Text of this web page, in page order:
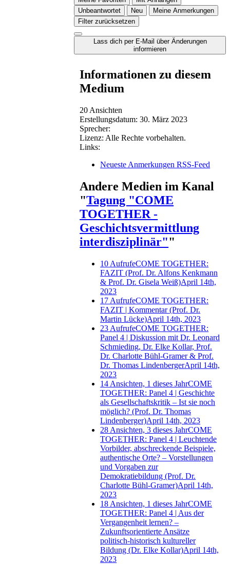
Unbeantwortet
Neu
Meine Anmerkungen
Filter zurücksetzen
Lass dich per E-Mail über Änderungen
informieren
Informationen zu diesem
Medium
20 Ansichten
Erstellungsdatum: 30. März 2023
Sprecher:
Lizenz: Alle Rechte vorbehalten.
Links:
Neueste Anmerkungen RSS-Feed
Andere Medien im Kanal
"Tagung "COME
TOGETHER -
Geschichtsvermittlung
interdisziplinär""
10 AufrufeCOME TOGETHER:
FAZIT (Prof. Dr. Alfons Kenkmann
& Prof. Dr. Gisela Weiß)April 14th,
2023
17 AufrufeCOME TOGETHER:
FAZIT | Kommentar (Prof. Dr.
Martin Lücke)April 14th, 2023
23 AufrufeCOME TOGETHER:
Panel 4 | Diskussion mit Dr. Leonard
Schmieding, Dr. Elke Kollar, Prof.
Dr. Charlotte Bühl-Gramer & Prof.
Dr. Thomas LindenbergerApril 14th,
2023
14 Ansichten, 1 dieses JahrCOME
TOGETHER: Panel 4 | Geschichte
als Gesellschaftskritik – Ist sie noch
möglich? (Prof. Dr. Thomas
Lindenberger)April 14th, 2023
28 Ansichten, 3 dieses JahrCOME
TOGETHER: Panel 4 | Leuchtende
Vorbilder, abschreckende Beispiele,
authentische Orte? – Vorstellungen
und Vorgaben zur
Demokratiebildung (Prof. Dr.
Charlotte Bühl-Gramer)April 14th,
2023
18 Ansichten, 1 dieses JahrCOME
TOGETHER: Panel 4 | Aus der
Vergangenheit lernen? –
Zukunftsorientierte Ansätze
politisch-historisch kultureller
Bildung (Dr. Elke Kollar)April 14th,
2023